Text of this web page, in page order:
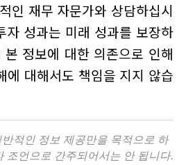
인 재무 자문가와 상담하십시
자 성과는 미래 성과를 보장하
정보에 대한 의존으로 인해
에 대해서도 책임을 지지 않습
반적인 정보 제공만을 목적으로 하
조언으로 간주되어서는 안 됩니다.